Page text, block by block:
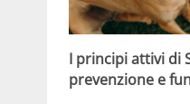
I principi attivi di
prevenzione e